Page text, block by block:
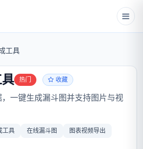
工具
热门 收藏
一键生成漏斗图并支持图片与视
工具 在线漏斗图
图表视频导出